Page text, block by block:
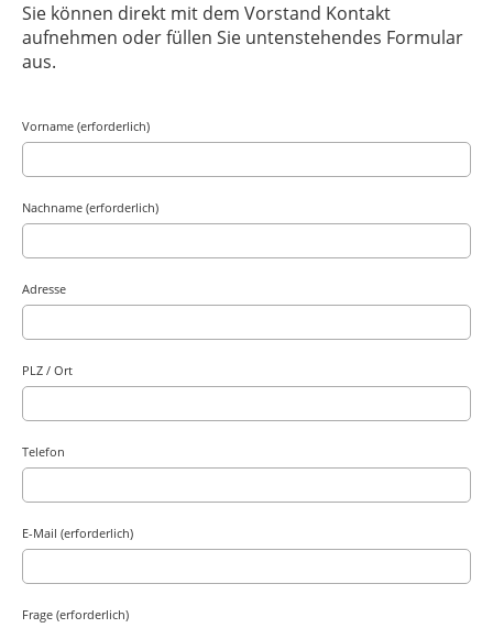
Sie können direkt mit dem Vorstand Kontakt
aufnehmen oder füllen Sie untenstehendes Formular
aus.
Vorname (erforderlich)
Nachname (erforderlich)
Adresse
PLZ / Ort
Telefon
E-Mail (erforderlich)
Frage (erforderlich)